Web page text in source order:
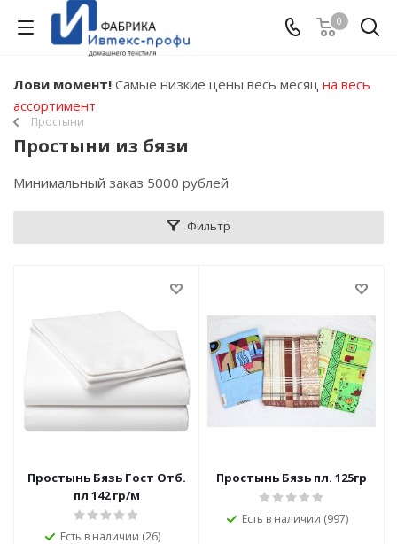
0
Лови момент! Самые низкие цены весь месяц на весь
ассортимент
Простыни
Простыни из бязи
Минимальный заказ 5000 рублей
Фильтр
Простынь Бязь Гост Отб.
пл 142 гр/м
Есть в наличии (26)
Простынь Бязь пл. 125гр
Есть в наличии (997)